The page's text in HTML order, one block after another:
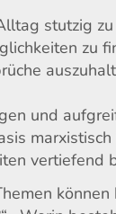
stutzig
zu
und
vertiefend